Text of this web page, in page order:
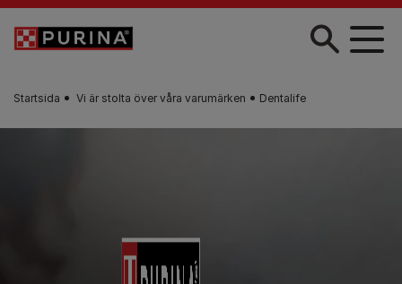
Skip to main content
Startsida Vi är stolta över våra varumärken Dentalife